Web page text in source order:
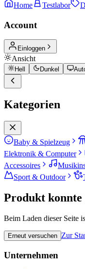
Home Testlabor
Account
Einloggen
Ansicht
Hell Dunkel
Kategorien
Baby & Spielzeug
Elektronik & Computer
Accessoires
Sport & Outdoor
Produkt konnte
Beim Laden dieser Seite
Erneut versuchen Zur
Unternehmen